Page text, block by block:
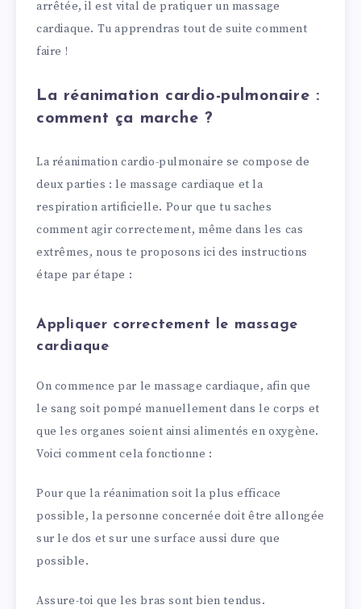
arrêtée, il est vital de pratiquer un massage
cardiaque. Tu apprendras tout de suite comment
faire !
La réanimation cardio-pulmonaire :
comment ça marche ?
La réanimation cardio-pulmonaire se compose de
deux parties : le massage cardiaque et la
respiration artificielle. Pour que tu saches
comment agir correctement, même dans les cas
extrêmes, nous te proposons ici des instructions
étape par étape :
Appliquer correctement le massage
cardiaque
On commence par le massage cardiaque, afin que
le sang soit pompé manuellement dans le corps et
que les organes soient ainsi alimentés en oxygène.
Voici comment cela fonctionne :
Pour que la réanimation soit la plus efficace
possible, la personne concernée doit être allongée
sur le dos et sur une surface aussi dure que
possible.
Assure-toi que les bras sont bien tendus.